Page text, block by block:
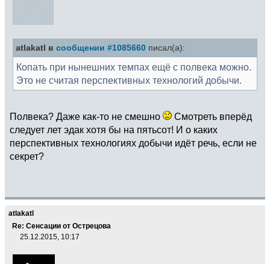
atlakatl в сообщении #1085660 писал(а):
Копать при нынешних темпах ещё с полвека можно.
Это не считая перспективных технологий добычи.
Полвека? Даже как-то не смешно
Смотреть вперёд
следует лет эдак хотя бы на пятьсот! И о каких
перспективных технологиях добычи идёт речь, если не
секрет?
atlakatl
Re: Сенсации от Острецова
25.12.2015, 10:17